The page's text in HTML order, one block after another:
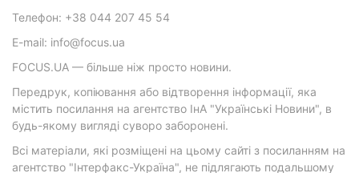
Телефон: +38 044 207 45 54
E-mail: info@focus.ua
FOCUS.UA — більше ніж просто новини.
Передрук, копіювання або відтворення інформації, яка
містить посилання на агентство ІнА "Українські Новини", в
будь-якому вигляді суворо заборонені.
Всі матеріали, які розміщені на цьому сайті з посиланням на
агентство "Інтерфакс-Україна", не підлягають подальшому